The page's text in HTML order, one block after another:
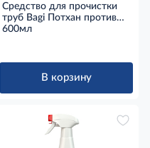
Средство для прочистки
труб Bagi Потхан против
засоров
600мл
В корзину